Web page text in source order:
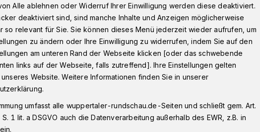
- WSV
ist der Wuppertaler SV am
den Sportfreunden Siegen (Liveticker).
Alle ablehnen oder Widerruf Ihrer Einwilligung werden diese deaktiviert.
deaktiviert sind, sind manche Inhalte und Anzeigen möglicherweise
so relevant für Sie. Sie können dieses Menü jederzeit wieder aufrufen, um
zu ändern oder Ihre Einwilligung zu widerrufen, indem Sie auf den
am unteren Rand der Webseite klicken [oder das schwebende
links auf der Webseite, falls zutreffend]. Ihre Einstellungen gelten
Website. Weitere Informationen finden Sie in unserer
umfasst alle wuppertaler-rundschau.de-Seiten und schließt gem. Art.
1 lit. a DSGVO auch die Datenverarbeitung außerhalb des EWR, z.B. in